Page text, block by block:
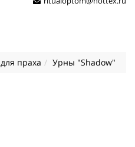
праха Урны "Shadow"